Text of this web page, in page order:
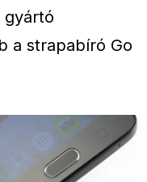
gyártó
a strapabíró Go